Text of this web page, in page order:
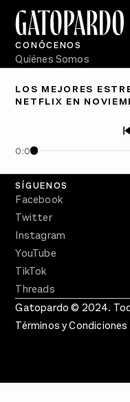
LOS MEJORES
NETFLIX EN
0:00
CONÓCENOS
Quiénes Somos
PÓDCASTS
Crecer en Distopía
SÍGUENOS
Facebook
Twitter
Instagram
YouTube
TikTok
Threads
Gatopardo © 2024.
Términos y Condiciones